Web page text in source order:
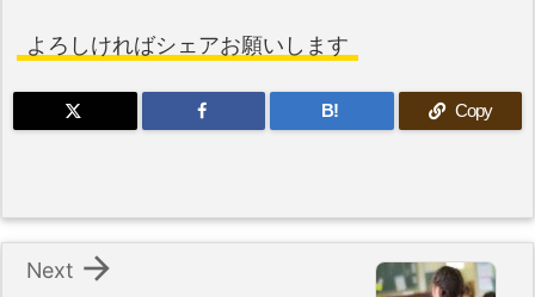
よろしければシェアお願いします
B! Copy

Next